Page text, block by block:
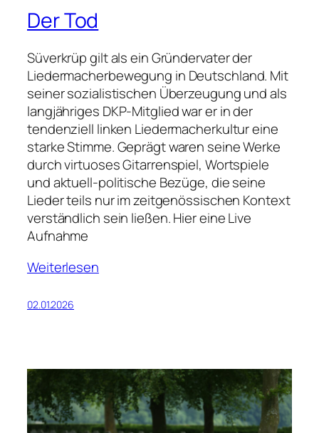
Der Tod
Süverkrüp gilt als ein Gründervater der
Liedermacherbewegung in Deutschland. Mit
seiner sozialistischen Überzeugung und als
langjähriges DKP-Mitglied war er in der
tendenziell linken Liedermacherkultur eine
starke Stimme. Geprägt waren seine Werke
durch virtuoses Gitarrenspiel, Wortspiele
und aktuell-politische Bezüge, die seine
Lieder teils nur im zeitgenössischen Kontext
verständlich sein ließen. Hier eine Live
Aufnahme
Weiterlesen
02.01.2026